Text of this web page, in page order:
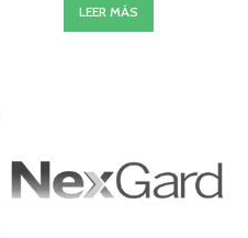
LEER MÁS